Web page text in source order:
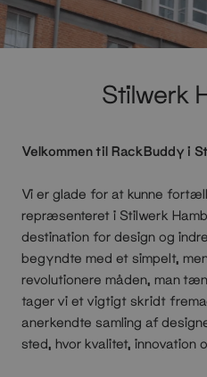
Stilwerk
Velkommen til RackBuddy i
Vi er glade for at kunne
repræsenteret i Stilwerk
destination for design og
begyndte med et simpelt,
revolutionere måden, man
tager vi et vigtigt skridt
anerkendte samling af
sted, hvor kvalitet, innovation